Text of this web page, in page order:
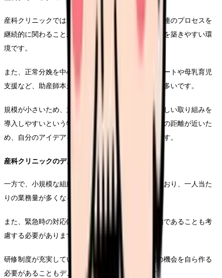
産科クリニックでは、妊娠から出産、産後までの一連のプロセスを
継続的に関わることができ、妊婦さんとの信頼関係を築きやすい環
境です。
また、正常分娩を中心に扱うため、自然分娩のサポートや母乳育児
支援など、助産師本来の専門性を発揮できる機会が多いです。
規模が小さいため、意思決定のスピードが速く、新しい取り組みを
導入しやすいという特徴もあります。また、院長との距離が近いた
め、自分のアイデアを提案しやすい環境でもあります。
産科クリニックのデメリット
一方で、小規模な組織であるため、人員が限られており、一人当た
りの業務量が多くなることがあります。
また、緊急時の対応体制が総合病院に比べて限定的であることも考
慮する必要があります。
研修制度が充実していない場合もあり、自己研鑽の機会を自ら作る
必要があることもデメリットとして挙げられます。